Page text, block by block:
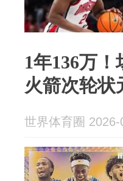
1年136万！
火箭次轮状
世界体育圈 2026-